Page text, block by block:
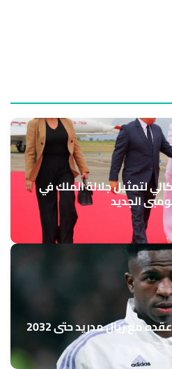
لتمثيل جلالة الملك في
الجديد
مع ريال مدريد حتى 2032